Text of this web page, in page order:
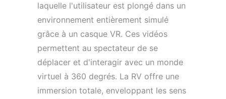
laquelle l'utilisateur est plongé dans un
environnement entièrement simulé
grâce à un casque VR. Ces vidéos
permettent au spectateur de se
déplacer et d'interagir avec un monde
virtuel à 360 degrés. La RV offre une
immersion totale, enveloppant les sens